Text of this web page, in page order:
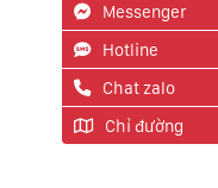
Messenger
Hotline
Chat zalo
Chỉ đường